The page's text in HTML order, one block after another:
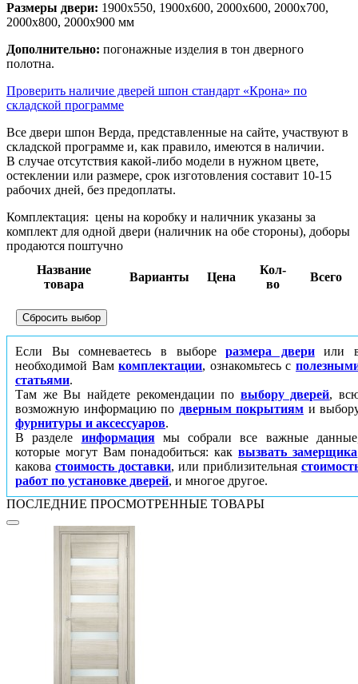
Размеры двери: 1900x550, 1900x600, 2000x600, 2000x700,
2000x800, 2000x900 мм
Дополнительно: погонажные изделия в тон дверного
полотна.
Проверить наличие дверей шпон стандарт «Крона» по
складской программе
Все двери шпон Верда, представленные на сайте, участвуют в
складской программе и, как правило, имеются в наличии.
В случае отсутствия какой-либо модели в нужном цвете,
остеклении или размере, срок изготовления составит 10-15
рабочих дней, без предоплаты.
Комплектация: цены на коробку и наличник указаны за
комплект для одной двери (наличник на обе стороны), доборы
продаются поштучно
Название
товара
Варианты Цена
Кол-
во
Всего
Если Вы сомневаетесь в выбореразмера двериили
необходимой Вамкомплектации, ознакомьтесь с
статьями.
Там же Вы найдете рекомендации по выбору дверей,
возможную информацию по дверным покрытиям и
фурнитуры и аксессуаров.
В разделе информациямы собрали все важные
которые могут Вам понадобиться: каквызвать замерщика
какова стоимость доставки, или приблизительная
работ по установке дверей, и многое другое.
ПОСЛЕДНИЕ ПРОСМОТРЕННЫЕ ТОВАРЫ